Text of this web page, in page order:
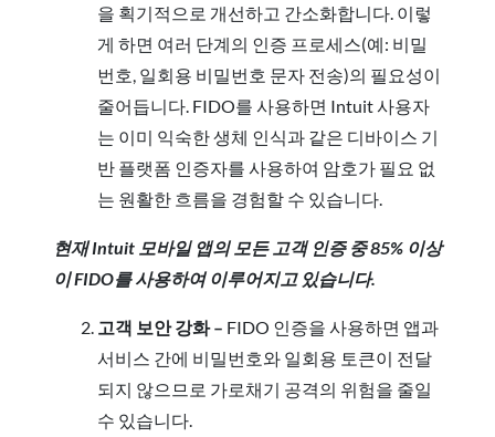
을 획기적으로 개선하고 간소화합니다. 이렇
게 하면 여러 단계의 인증 프로세스(예: 비밀
번호, 일회용 비밀번호 문자 전송)의 필요성이
줄어듭니다. FIDO를 사용하면 Intuit 사용자
는 이미 익숙한 생체 인식과 같은 디바이스 기
반 플랫폼 인증자를 사용하여 암호가 필요 없
는 원활한 흐름을 경험할 수 있습니다.
현재 Intuit 모바일 앱의 모든 고객 인증 중 85% 이상
이 FIDO를 사용하여 이루어지고 있습니다.
고객 보안 강화 – FIDO 인증을 사용하면 앱과
서비스 간에 비밀번호와 일회용 토큰이 전달
되지 않으므로 가로채기 공격의 위험을 줄일
수 있습니다.